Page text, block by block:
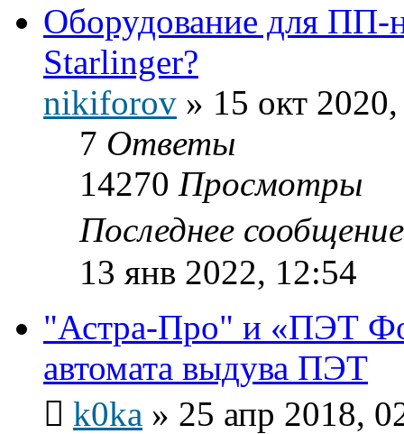
Оборудование для ПП-
Starlinger?
nikiforov » 15 окт
7 Ответы
14270 Просмотры
Последнее
13 янв 2022, 12:54
"Астра-Про" и «ПЭТ
автомата выдува ПЭТ
k0ka » 25 апр 2018,